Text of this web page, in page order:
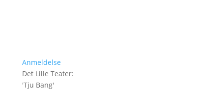
Anmeldelse
Det Lille Teater:
'Tju Bang'